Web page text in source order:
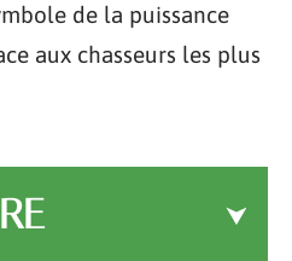
de la puissance
aux chasseurs les plus